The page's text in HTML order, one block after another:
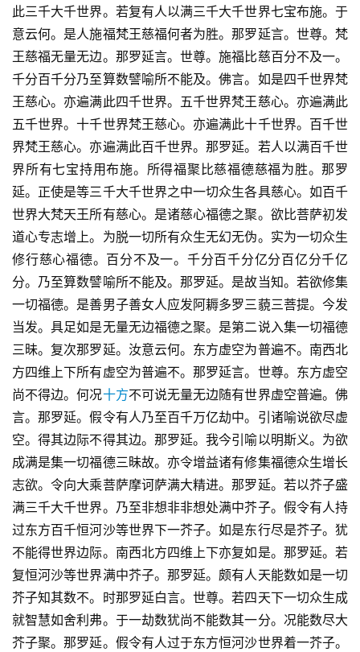
此三千大千世界。若复有人以满三千大千世界七宝布施。于
意云何。是人施福梵王慈福何者为胜。那罗延言。世尊。梵
王慈福无量无边。那罗延言。世尊。施福比慈百分不及一。
千分百千分乃至算数譬喻所不能及。佛言。如是四千世界梵
王慈心。亦遍满此四千世界。五千世界梵王慈心。亦遍满此
五千世界。十千世界梵王慈心。亦遍满此十千世界。百千世
界梵王慈心。亦遍满此百千世界。那罗延。若人以满百千世
界所有七宝持用布施。所得福聚比慈福德慈福为胜。那罗
延。正使是等三千大千世界之中一切众生各具慈心。如百千
世界大梵天王所有慈心。是诸慈心福德之聚。欲比菩萨初发
道心专志增上。为脱一切所有众生无幻无伪。实为一切众生
修行慈心福德。百分不及一。千分百千分亿分百亿分千亿
分。乃至算数譬喻所不能及。那罗延。是故当知。若欲修集
一切福德。是善男子善女人应发阿耨多罗三藐三菩提。今发
当发。具足如是无量无边福德之聚。是第二说入集一切福德
三昧。复次那罗延。汝意云何。东方虚空为普遍不。南西北
方四维上下所有虚空为普遍不。那罗延言。世尊。东方虚空
尚不得边。何况十方不可说无量无边随有世界虚空普遍。佛
言。那罗延。假令有人乃至百千万亿劫中。引诸喻说欲尽虚
空。得其边际不得其边。那罗延。我今引喻以明斯义。为欲
成满是集一切福德三昧故。亦令增益诸有修集福德众生增长
志欲。令向大乘菩萨摩诃萨满大精进。那罗延。若以芥子盛
满三千大千世界。乃至非想非非想处满中芥子。假令有人持
过东方百千恒河沙等世界下一芥子。如是东行尽是芥子。犹
不能得世界边际。南西北方四维上下亦复如是。那罗延。若
复恒河沙等世界满中芥子。那罗延。颇有人天能数如是一切
芥子知其数不。时那罗延白言。世尊。若四天下一切众生成
就智慧如舍利弗。于一劫数犹尚不能数其一分。况能数尽大
芥子聚。那罗延。假令有人过于东方恒河沙世界着一芥子。